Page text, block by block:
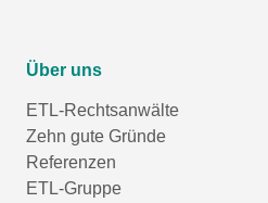
Über uns
ETL-Rechtsanwälte
Zehn gute Gründe
Referenzen
ETL-Gruppe